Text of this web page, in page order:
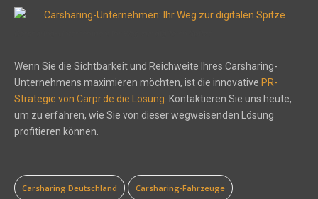
Wenn Sie die Sichtbarkeit und Reichweite Ihres Carsharing-
Unternehmens maximieren möchten, ist die innovative PR-
Strategie von Carpr.de die Lösung . Kontaktieren Sie uns heute,
um zu erfahren, wie Sie von dieser wegweisenden Lösung
profitieren können.
Carsharing Deutschland Carsharing-Fahrzeuge